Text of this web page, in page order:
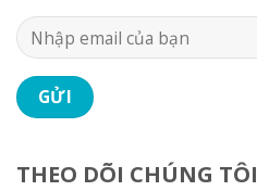
THEO DÕI CHÚNG TÔI